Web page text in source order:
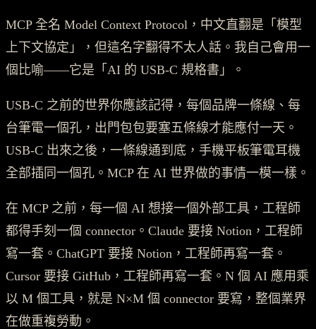
MCP 全名 Model Context Protocol，中文直翻是「模型
上下文協定」，但這名字翻得不太人話。我自己會用一
個比喻——它是「AI 的 USB-C 規格書」。
USB-C 之前的世界你應該記得，每個品牌一條線、每
台筆電一個孔，出門包包要塞五條線才能應付一天。
USB-C 出來之後，一條線通到底，手機平板筆電耳機
全部插同一個孔。MCP 在 AI 世界做的事情一模一樣。
在 MCP 之前，每一個 AI 想接一個外部工具，工程師
都得手刻一個 connector。Claude 要接 Notion，工程師
寫一套。ChatGPT 要接 Notion，工程師再寫一套。
Cursor 要接 GitHub，工程師再寫一套。N 個 AI 應用乘
以 M 個工具，就是 N×M 個 connector 要寫，整個業界
在做重複勞動。